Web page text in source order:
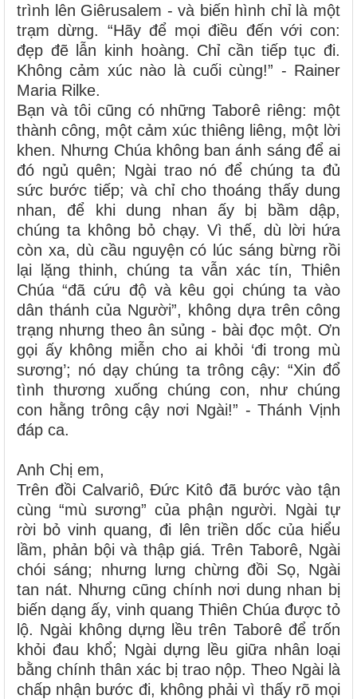
trình lên Giêrusalem - và biến hình chỉ là một
trạm dừng. “Hãy để mọi điều đến với con:
đẹp đẽ lẫn kinh hoàng. Chỉ cần tiếp tục đi.
Không cảm xúc nào là cuối cùng!” - Rainer
Maria Rilke.
Bạn và tôi cũng có những Taborê riêng: một
thành công, một cảm xúc thiêng liêng, một lời
khen. Nhưng Chúa không ban ánh sáng để ai
đó ngủ quên; Ngài trao nó để chúng ta đủ
sức bước tiếp; và chỉ cho thoáng thấy dung
nhan, để khi dung nhan ấy bị bầm dập,
chúng ta không bỏ chạy. Vì thế, dù lời hứa
còn xa, dù cầu nguyện có lúc sáng bừng rồi
lại lặng thinh, chúng ta vẫn xác tín, Thiên
Chúa “đã cứu độ và kêu gọi chúng ta vào
dân thánh của Người”, không dựa trên công
trạng nhưng theo ân sủng - bài đọc một. Ơn
gọi ấy không miễn cho ai khỏi ‘đi trong mù
sương’; nó dạy chúng ta trông cậy: “Xin đổ
tình thương xuống chúng con, như chúng
con hằng trông cậy nơi Ngài!” - Thánh Vịnh
đáp ca.
Anh Chị em,
Trên đồi Calvariô, Đức Kitô đã bước vào tận
cùng “mù sương” của phận người. Ngài tự
rời bỏ vinh quang, đi lên triền dốc của hiểu
lầm, phản bội và thập giá. Trên Taborê, Ngài
chói sáng; nhưng lưng chừng đồi Sọ, Ngài
tan nát. Nhưng cũng chính nơi dung nhan bị
biến dạng ấy, vinh quang Thiên Chúa được tỏ
lộ. Ngài không dựng lều trên Taborê để trốn
khỏi đau khổ; Ngài dựng lều giữa nhân loại
bằng chính thân xác bị trao nộp. Theo Ngài là
chấp nhận bước đi, không phải vì thấy rõ mọi